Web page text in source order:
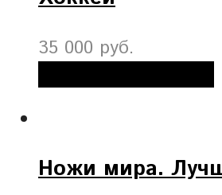
35 000 руб.
Ножи мира.